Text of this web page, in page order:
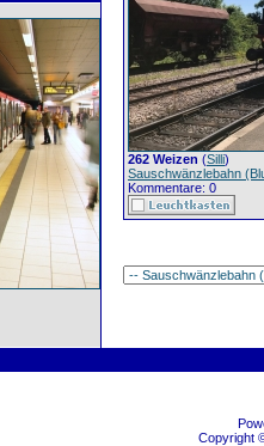
262 Weizen (Silli)
Sauschwänzlebahn
Kommentare: 0
Copyright